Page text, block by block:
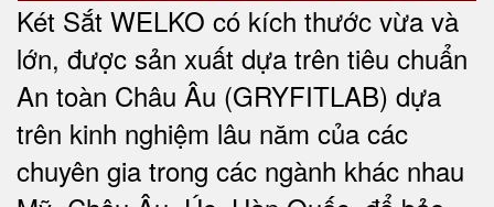
Két Sắt WELKO có kích thước vừa và
lớn, được sản xuất dựa trên tiêu chuẩn
An toàn Châu Âu (GRYFITLAB) dựa
trên kinh nghiệm lâu năm của các
chuyên gia trong các ngành khác nhau